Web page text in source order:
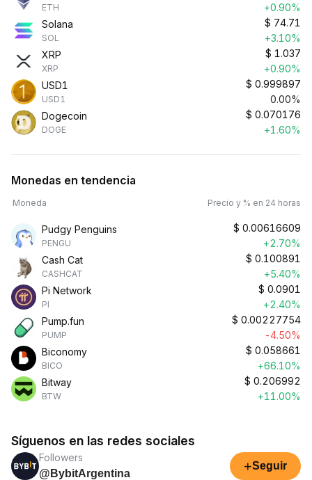
ETH
+0.90%
Solana
SOL
$ 74.71
+3.10%
XRP
XRP
$ 1.037
+0.90%
USD1
USD1
$ 0.999897
0.00%
Dogecoin
DOGE
$ 0.070176
+1.60%
Monedas en tendencia
Moneda Precio y % en 24 horas
Pudgy Penguins
PENGU
$ 0.00616609
+2.70%
Cash Cat
CASHCAT
$ 0.100891
+5.40%
Pi Network
PI
$ 0.0901
+2.40%
Pump.fun
PUMP
$ 0.00227754
-4.50%
Biconomy
BICO
$ 0.058661
+66.10%
Bitway
BTW
$ 0.206992
+11.00%
Síguenos en las redes sociales
Followers
@BybitArgentina
+Seguir